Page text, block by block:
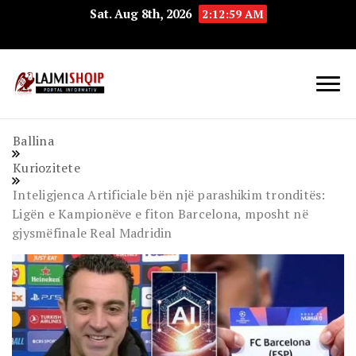
Sat. Aug 8th, 2026 2:12:59 AM
Ballina
Kuriozitete
Inteligjenca Artificiale bën një parashikim tronditës:
Ligën e Kampionëve e fiton Barcelona, mposht në
gjysmëfinale Real Madridin